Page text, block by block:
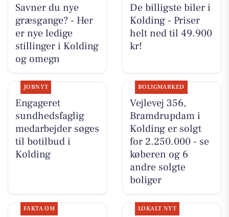
Savner du nye
græsgange? - Her
er nye ledige
stillinger i Kolding
og omegn
De billigste biler i
Kolding - Priser
helt ned til 49.900
kr!
JOBNYT
Engageret
sundhedsfaglig
medarbejder søges
til botilbud i
Kolding
BOLIGMARKED
Vejlevej 356,
Bramdrupdam i
Kolding er solgt
for 2.250.000 - se
køberen og 6
andre solgte
boliger
FAKTA OM LOKALT NYT